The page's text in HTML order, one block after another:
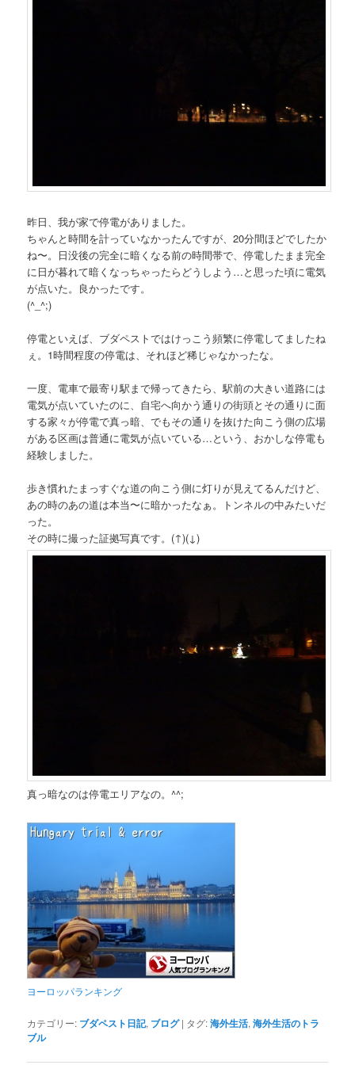
昨日、我が家で停電がありました。
ちゃんと時間を計っていなかったんですが、20分間ほどでしたか
ね〜。日没後の完全に暗くなる前の時間帯で、停電したまま完全
に日が暮れて暗くなっちゃったらどうしよう…と思った頃に電気
が点いた。良かったです。
(^_^;)
停電といえば、ブダペストではけっこう頻繁に停電してましたね
ぇ。1時間程度の停電は、それほど稀じゃなかったな。
一度、電車で最寄り駅まで帰ってきたら、駅前の大きい道路には
電気が点いていたのに、自宅へ向かう通りの街頭とその通りに面
する家々が停電で真っ暗、でもその通りを抜けた向こう側の広場
がある区画は普通に電気が点いている…という、おかしな停電も
経験しました。
歩き慣れたまっすぐな道の向こう側に灯りが見えてるんだけど、
あの時のあの道は本当〜に暗かったなぁ。トンネルの中みたいだ
った。
その時に撮った証拠写真です。(↑)(↓)
真っ暗なのは停電エリアなの。^^;
ヨーロッパランキング
カテゴリー: ブダペスト日記, ブログ | タグ:海外生活,海外生活のトラ
ブル